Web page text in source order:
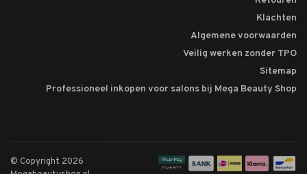
Klachten
Algemene voorwaarden
Veilig werken zonder TPO
Sitemap
Professioneel inkopen voor salons bij Mega Beauty Shop
© Copyright 2026